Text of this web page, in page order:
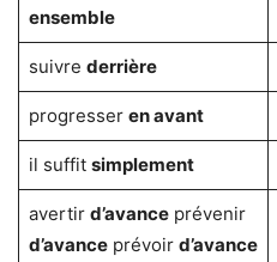
ensemble
suivre derrière
progresser en avant
il suffit simplement
avertir d’avanceprévenir
d’avanceprévoir d’avance